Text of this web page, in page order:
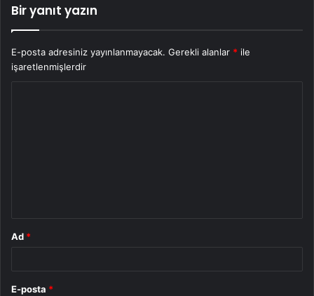
Bir yanıt yazın
E-posta adresiniz yayınlanmayacak. Gerekli alanlar * ile
işaretlenmişlerdir
Ad *
E-posta *